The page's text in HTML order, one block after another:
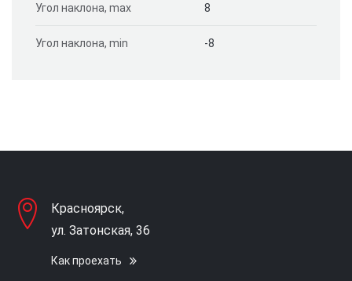
Угол наклона, max 8
Угол наклона, min -8
Красноярск,
ул. Затонская, 36
Как проехать